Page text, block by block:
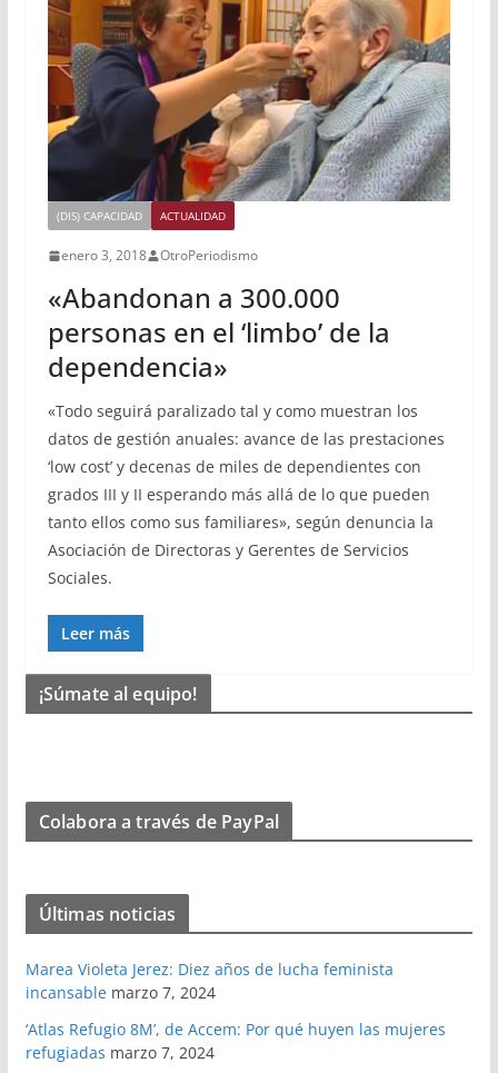
(DIS) CAPACIDAD ACTUALIDAD
enero 3, 2018 OtroPeriodismo
«Abandonan a 300.000
personas en el ‘limbo’ de la
dependencia»
«Todo seguirá paralizado tal y como muestran los
datos de gestión anuales: avance de las prestaciones
‘low cost’ y decenas de miles de dependientes con
grados III y II esperando más allá de lo que pueden
tanto ellos como sus familiares», según denuncia la
Asociación de Directoras y Gerentes de Servicios
Sociales.
Leer más
¡Súmate al equipo!
Colabora a través de PayPal
Últimas noticias
Marea Violeta Jerez: Diez años de lucha feminista
incansable marzo 7, 2024
‘Atlas Refugio 8M’, de Accem: Por qué huyen las mujeres
refugiadas marzo 7, 2024